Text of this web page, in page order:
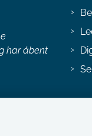
har åbent